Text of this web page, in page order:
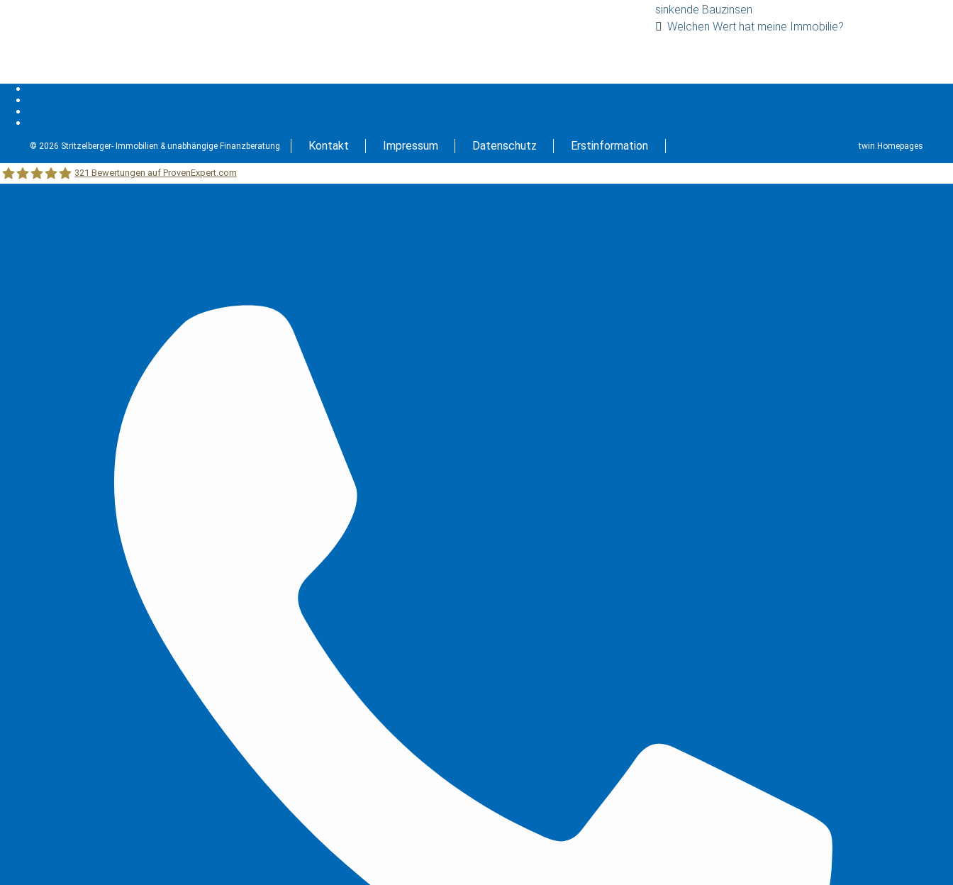
sinkende Bauzinsen
Welchen Wert hat meine Immobilie?
Kontakt Impressum Datenschutz Erstinformation
© 2026 Stritzelberger- Immobilien & unabhängige Finanzberatung twin Homepages
321 Bewertungen auf ProvenExpert.com